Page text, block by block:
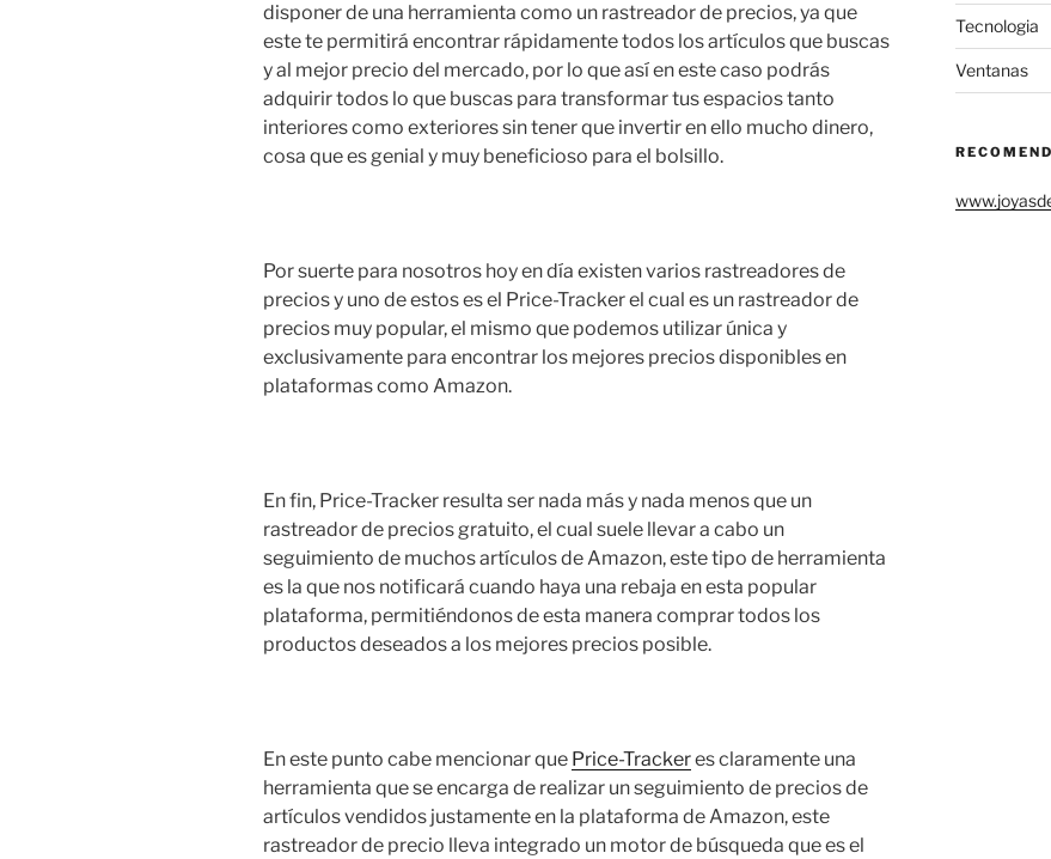
disponer de una herramienta como un rastreador de precios, ya que
este te permitirá encontrar rápidamente todos los artículos que buscas
y al mejor precio del mercado, por lo que así en este caso podrás
adquirir todos lo que buscas para transformar tus espacios tanto
interiores como exteriores sin tener que invertir en ello mucho dinero,
cosa que es genial y muy beneficioso para el bolsillo.
Por suerte para nosotros hoy en día existen varios rastreadores de
precios y uno de estos es el Price-Trackerel cual es un rastreador de
precios muy popular, el mismo que podemos utilizar única y
exclusivamente para encontrar los mejores precios disponibles en
plataformas como Amazon.
En fin, Price-Tracker resulta ser nada más y nada menos que un
rastreador de precios gratuito, el cual suele llevar a cabo un
seguimiento de muchos artículos de Amazon, este tipo de herramienta
es la que nos notificará cuando haya una rebaja en esta popular
plataforma, permitiéndonos de esta manera comprar todos los
productos deseados a los mejores precios posible.
En este punto cabe mencionar que Price-Trackeres claramente una
herramienta que se encarga de realizar un seguimiento de precios de
artículos vendidos justamente en la plataforma de Amazon, este
rastreador de precio lleva integrado un motor de búsqueda que es el
Tecnologia
Ventanas